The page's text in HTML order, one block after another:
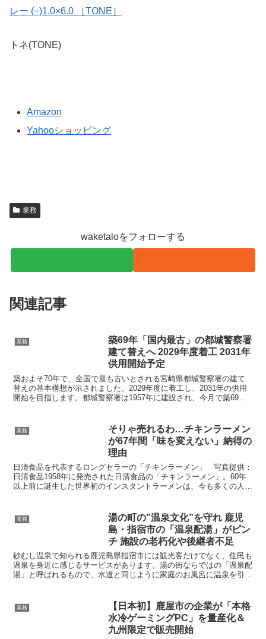
レー (−)1.0×6.0 ［TONE］
トネ(TONE)
Amazon
Yahooショッピング
業務
waketaloをフォローする
関連記事
業務
築69年「国内最古」の都城警察署
建て替えへ 2029年度着工 2031年
供用開始予定
築およそ70年で、全国で最も古いとされる宮崎県都城警察署の建て
替えの基本構想が示されました。2029年度に着工し、2031年の供用
開始を目指します。都城警察署は1957年に建設され、今月で築69
業務
そりゃ売れるわ…チキンラーメン
が67年間「味を変えない」納得の
理由
日清食品を代表するロングセラーの「チキンラーメン」 写真提供：
日清食品1958年に発売された日清食品の「チキンラーメン」。60年
以上前に誕生した世界初のインスタントラーメンは、今も多くの人に
業務
湯の町の”温泉文化”を守れ 鹿児
島・指宿市の「温泉配湯」がピン
チ 施設の老朽化や後継者不足
砂むし温泉で知られる鹿児島県指宿市には観光客だけでなく、住民も
温泉を身近に感じるサービスがあります。湯の街ならではの「温泉配
湯」と呼ばれるもので、水道と同じように家庭のお風呂に温泉を引け
業務
【日本初】鹿屋市の企業が「本格
水冷ゲーミングPC」を量産化＆
九州限定で販売開始